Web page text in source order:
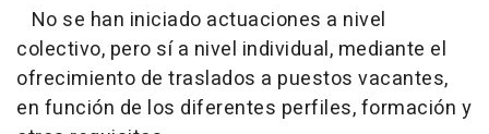
No se han iniciado actuaciones a nivel
colectivo, pero sí a nivel individual, mediante el
ofrecimiento de traslados a puestos vacantes,
en función de los diferentes perfiles, formación y